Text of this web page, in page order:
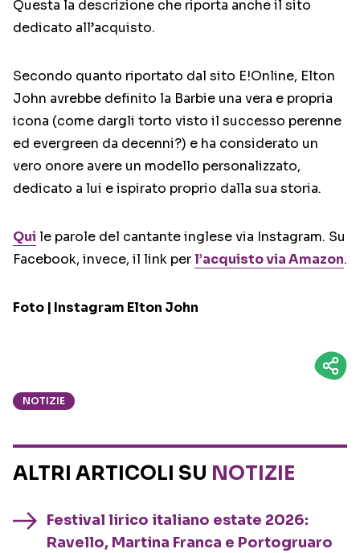
Questa la descrizione che riporta anche il sito
dedicato all’acquisto.
Secondo quanto riportato dal sito E!Online, Elton
John avrebbe definito la Barbie una vera e propria
icona (come dargli torto visto il successo perenne
ed evergreen da decenni?) e ha considerato un
vero onore avere un modello personalizzato,
dedicato a lui e ispirato proprio dalla sua storia.
Qui le parole del cantante inglese via Instagram. Su
Facebook, invece, il link per l’acquisto via Amazon.
Foto | Instagram Elton John
NOTIZIE
ALTRI ARTICOLI SU NOTIZIE
Festival lirico italiano estate 2026:
Ravello, Martina Franca e Portogruaro